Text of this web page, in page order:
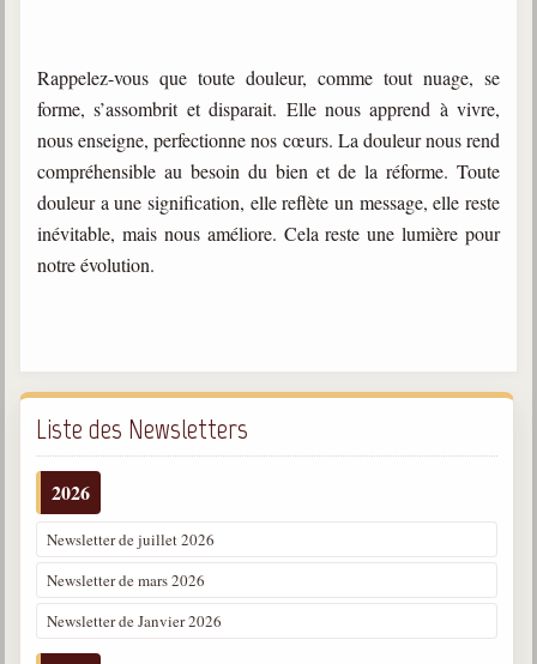
Bibliothèque spirite
Documents
Bulletins "Le Spiritisme"
Newsletters
trimestrielles
Maximes
séance d'aide spirituelle
Diaporamas
Powerpoints
Enseignement
Liste des Newsletters
2026
Newsletter de juillet 2026
Newsletter de mars 2026
Newsletter de Janvier 2026
Rappelez-vous que toute douleur, comme tout nuage, se
forme, s’assombrit et disparait. Elle nous apprend à vivre,
nous enseigne, perfectionne nos cœurs. La douleur nous rend
compréhensible au besoin du bien et de la réforme. Toute
douleur a une signification, elle reflète un message, elle reste
inévitable, mais nous améliore. Cela reste une lumière pour
notre évolution.